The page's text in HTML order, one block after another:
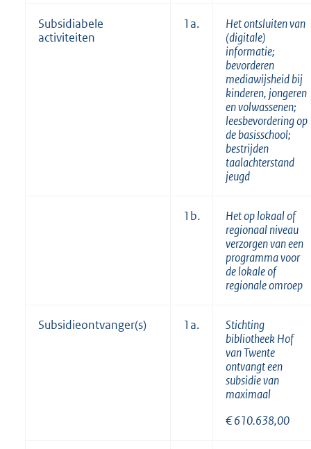
Subsidiabele
activiteiten
1a.
Het ontsluiten van
(digitale)
informatie;
bevorderen
mediawijsheid bij
kinderen, jongeren
en volwassenen;
leesbevordering op
de basisschool;
bestrijden
taalachterstand
jeugd
1b.
Het op lokaal of
regionaal niveau
verzorgen van een
programma voor
de lokale of
regionale omroep
Subsidieontvanger(s) 1a.
Stichting
bibliotheek Hof
van Twente
ontvangt een
subsidie van
maximaal
€ 610.638,00